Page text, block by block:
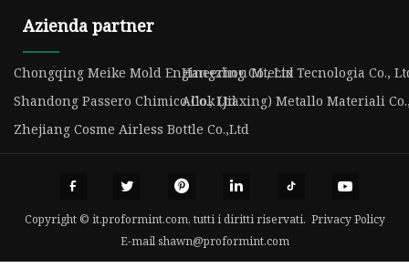
Azienda partner
Chongqing Meike Mold Engineering Co., Ltd
Hangzhou Mtecix Tecnologia Co.,
Shandong Passero Chimico Co., LtdAllok (Jiaxing) Metallo Materiali
Zhejiang Cosme Airless Bottle Co.,Ltd
Copyright © it.proformint.com, tutti i diritti riservati. Privacy Policy
E-mail shawn@proformint.com